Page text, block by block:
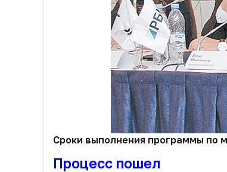
Сроки выполнения программы по
Процесс пошел